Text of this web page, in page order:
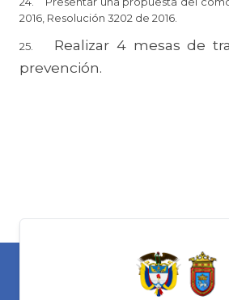
2016, Resolución 3202 de 2016.
​25. Realizar 4 mesas de
prevención.​